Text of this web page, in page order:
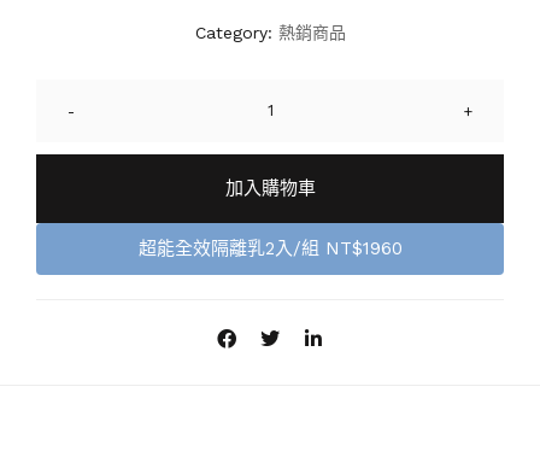
Category: 熱銷商品
+
-
加入購物車
超能全效隔離乳2入/組 NT$1960